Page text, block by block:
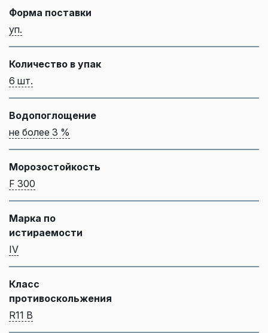
Форма поставки
уп.
Количество в упак
6 шт.
Водопоглощение
не более 3 %
Морозостойкость
F 300
Марка по
истираемости
IV
Класс
противоскольжения
R11 В